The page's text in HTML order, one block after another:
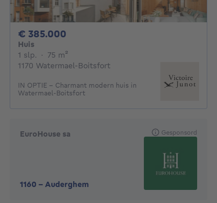
€ 385.000
Huis
1 slp. 1 slaapkamer
· 75 m²
1170 Watermael-Boitsfort
IN OPTIE - Charmant modern huis in
Watermael-Boitsfort
EuroHouse sa
1160 - Auderghem
Gesponsord